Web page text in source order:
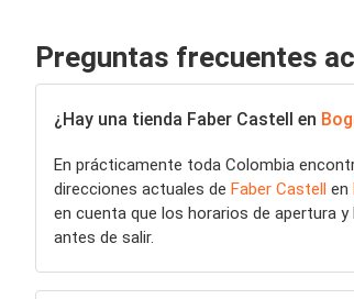
Preguntas frecuentes
¿Hay una tienda Faber Castell en
En prácticamente toda Colombia
direcciones actuales de Faber Castell en
en cuenta que los horarios de apertura
antes de salir.